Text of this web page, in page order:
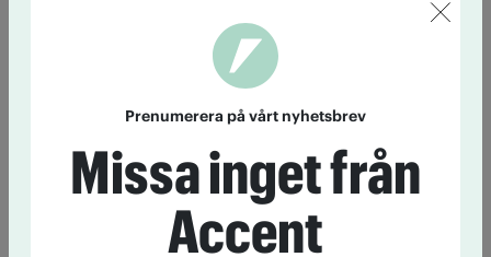
Prenumerera på vårt nyhetsbrev
Missa inget från
Accent